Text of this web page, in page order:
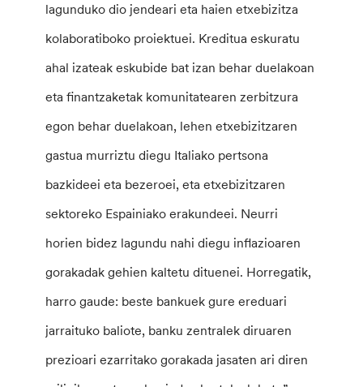
lagunduko dio jendeari eta haien etxebizitza
kolaboratiboko proiektuei. Kreditua eskuratu
ahal izateak eskubide bat izan behar duelakoan
eta finantzaketak komunitatearen zerbitzura
egon behar duelakoan, lehen etxebizitzaren
gastua murriztu diegu Italiako pertsona
bazkideei eta bezeroei, eta etxebizitzaren
sektoreko Espainiako erakundeei. Neurri
horien bidez lagundu nahi diegu inflazioaren
gorakadak gehien kaltetu dituenei. Horregatik,
harro gaude: beste bankuek gure ereduari
jarraituko baliote, banku zentralek diruaren
prezioari ezarritako gorakada jasaten ari diren